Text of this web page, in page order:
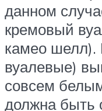
данном
кремовый
камео
вуалевые)
совсем
должна быть